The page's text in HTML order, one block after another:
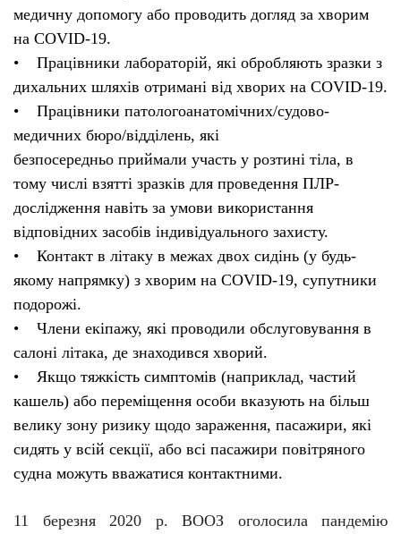
медичну допомогу або проводить догляд за хворим
на COVID-19.
• Працівники лабораторій, які обробляють зразки з
дихальних шляхів отримані від хворих на COVID-19.
• Працівники патологоанатомічних/судово-
медичних бюро/відділень, які
безпосередньо приймали участь у розтині тіла, в
тому числі взятті зразків для проведення ПЛР-
дослідження навіть за умови використання
відповідних засобів індивідуального захисту.
• Контакт в літаку в межах двох сидінь (у будь-
якому напрямку) з хворим на COVID-19, супутники
подорожі.
• Члени екіпажу, які проводили обслуговування в
салоні літака, де знаходився хворий.
• Якщо тяжкість симптомів (наприклад, частий
кашель) або переміщення особи вказують на більш
велику зону ризику щодо зараження, пасажири, які
сидять у всій секції, або всі пасажири повітряного
судна можуть вважатися контактними.
11 березня 2020 р. ВООЗ оголосила пандемію